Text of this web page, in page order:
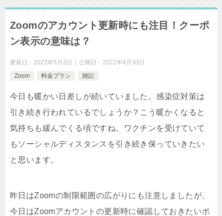
Zoomのアカウント更新時にも注目！クーポ
ン表示の意味は？
更新日： 2022年5月3日 公開日： 2022年4月30日
Zoom
料金プラン 雑記
今日も暖かい日差しが続いていました。感染症対策は
引き続き行われているでしょうか？こう暖かくなると
気持ちも緩んでくる頃ですね。ワクチンを受けていて
もソーシャルディスタンスを引き続き保っていきたい
と思います。
昨日はZoomの制限範囲の広がりにも注意しましたが、
今日はZoomアカウントの更新時に確認しておきたいポ